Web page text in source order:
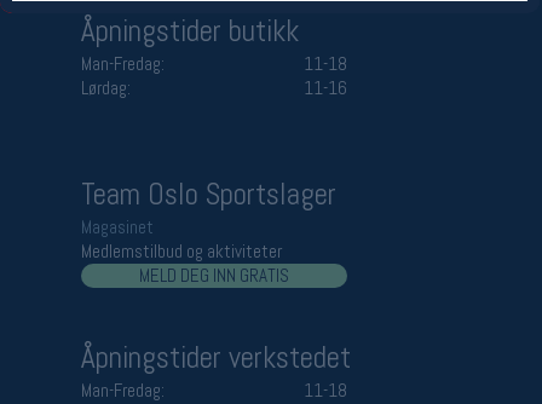
Åpningstider butikk
Man-Fredag:
11-18
Lørdag:
11-16
Team Oslo Sportslager
Magasinet
Medlemstilbud og aktiviteter
MELD DEG INN GRATIS
Åpningstider verkstedet
Man-Fredag:
11-18